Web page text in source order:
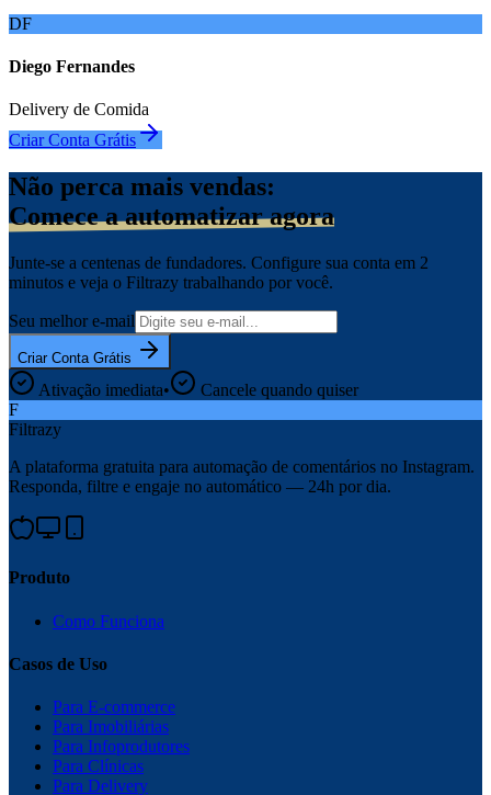
DF
Diego Fernandes
Delivery de Comida
Criar Conta Grátis
Não perca mais vendas:
Comece a automatizar agora
Junte-se a centenas de fundadores. Configure sua conta em 2
minutos e veja o Filtrazy trabalhando por você.
Seu melhor e-mail
Criar Conta Grátis
Ativação imediata•
Cancele quando quiser
F
Filtrazy
A plataforma gratuita para automação de comentários no Instagram.
Responda, filtre e engaje no automático — 24h por dia.
Produto
Como Funciona
Casos de Uso
Para E-commerce
Para Imobiliárias
Para Infoprodutores
Para Clínicas
Para Delivery